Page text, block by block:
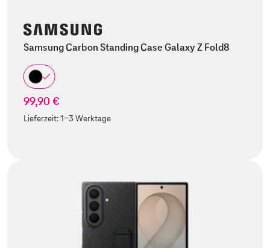
Samsung Carbon Standing Case Galaxy Z Fold8
99,90 €
Lieferzeit:1-3 Werktage